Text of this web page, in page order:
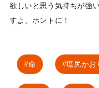
欲しいと思う気持ちが強
すよ、ホントに！
命 塩尻かお